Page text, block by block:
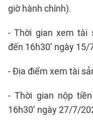
giờ hành chính).
- Thời gian xem tài
đến 16h30’ ngày
- Địa điểm xem tài
- Thời gian nộp
16h30’ ngày 27/7/